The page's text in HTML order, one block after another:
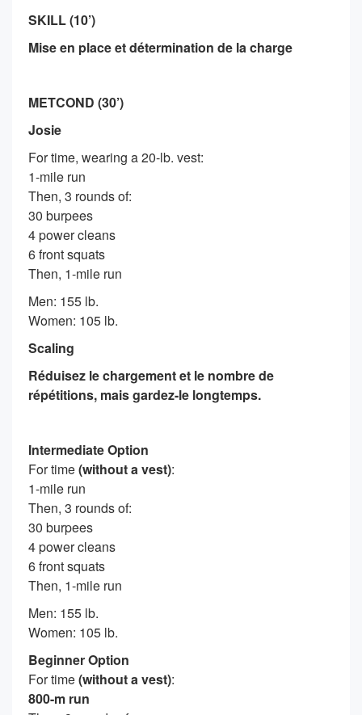
SKILL (10’)
Mise en place et détermination de la charge
METCOND (30’)
Josie
For time, wearing a 20-lb. vest:
1-mile run
Then, 3 rounds of:
30 burpees
4 power cleans
6 front squats
Then, 1-mile run
Men: 155 lb.
Women: 105 lb.
Scaling
Réduisez le chargement et le nombre de
répétitions, mais gardez-le longtemps.
Intermediate Option
For time(without a vest):
1-mile run
Then, 3 rounds of:
30 burpees
4 power cleans
6 front squats
Then, 1-mile run
Men: 155 lb.
Women: 105 lb.
Beginner Option
For time(without a vest):
800-m run